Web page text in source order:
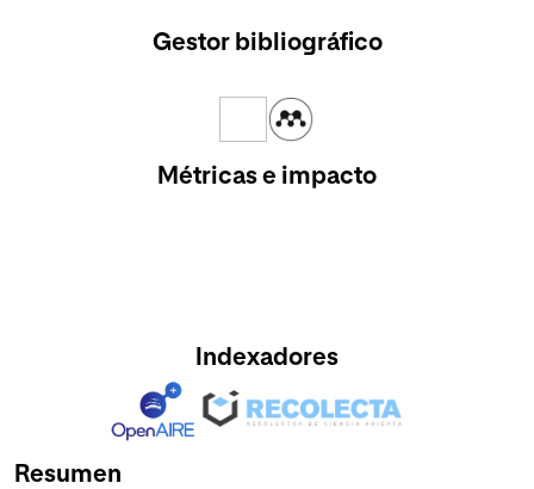
Gestor bibliográfico
Métricas e impacto
Indexadores
Resumen